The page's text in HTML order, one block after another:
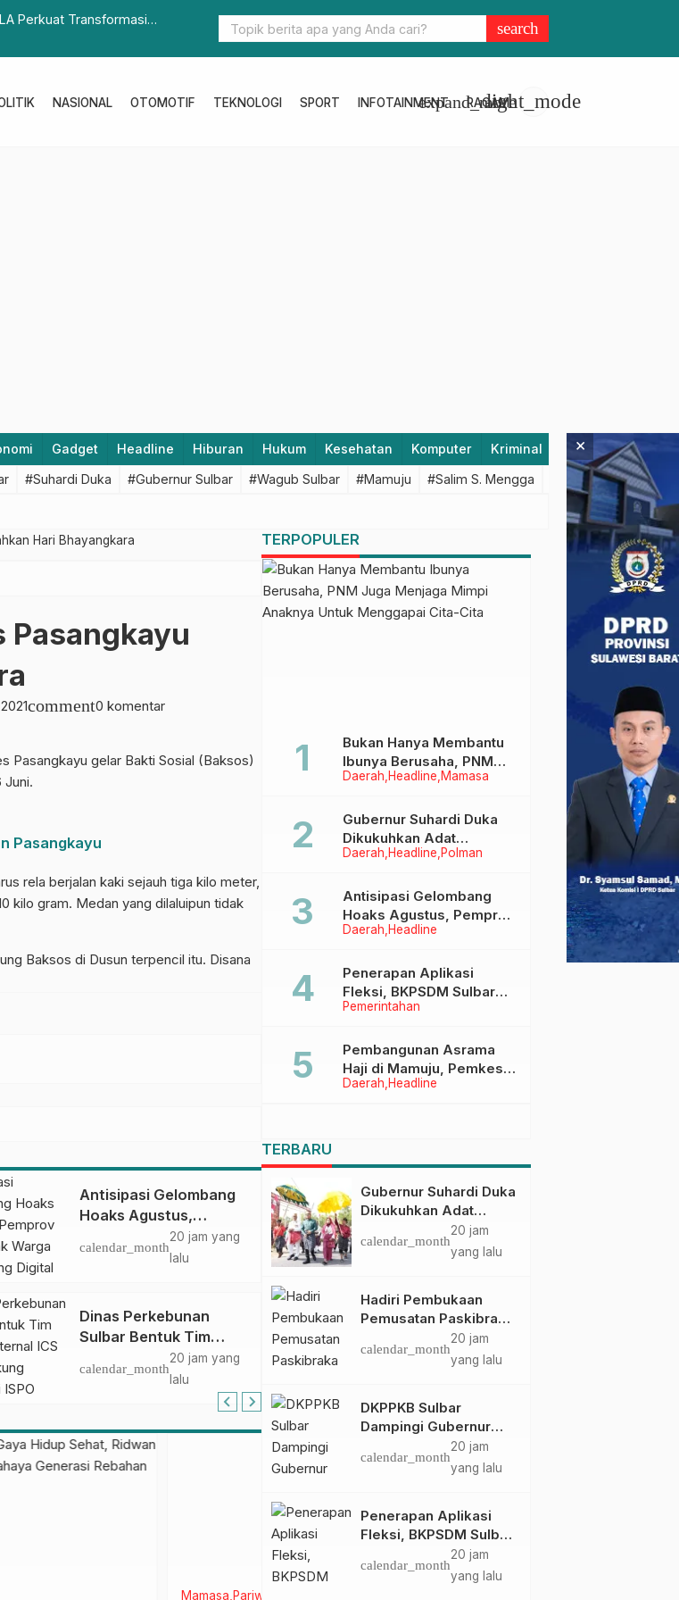
Perkuat Transformasi
Akselerasi Pelabuhan Bongkar Muat, Koperindag Sulbar Mutakhirkan Data
Perdagangan Antar Pulau
search
NASIONAL OTOMOTIF TEKNOLOGI SPORT INFOTAINMENT RAGAM
expand_morelight_mode
Gadget Headline Hiburan Hukum Kesehatan Komputer Kriminal Lifestyle
#Suhardi Duka #Gubernur Sulbar #Wagub Sulbar #Mamuju #Salim S. Mengga #featured #Polda
Hari Bhayangkara
Pasangkayu
comment0 komentar
Pasangkayu gelar Bakti Sosial (Baksos)
Juni.
Pasangkayu
rela berjalan kaki sejauh tiga kilo meter,
kilo gram. Medan yang dilaluipun tidak
Baksos di Dusun terpencil itu. Disana
Antisipasi Gelombang
Hoaks Agustus,
Pemprov Sulbar Ajak
Warga Jaga Ruang
calendar_month
20 jam yang
lalu
Dinas Perkebunan
Sulbar Bentuk Tim
Kendali Internal ICS
untuk Dukung
Pasangkayu
calendar_month
20 jam yang
lalu
TERPOPULER
Daerah Headline Mamasa
Bukan Hanya Membantu
Ibunya Berusaha, PNM
Juga Menjaga Mimpi
Menggapai Cita-Cita
Daerah Headline Polman
Gubernur Suhardi Duka
Dikukuhkan Adat
Balanipa, Raih Gelar Sulo
Daerah Headline
Antisipasi Gelombang
Hoaks Agustus, Pemprov
Sulbar Ajak Warga Jaga
Pemerintahan
Penerapan Aplikasi
Fleksi, BKPSDM Sulbar
Dorong Transformasi
ASN
Daerah Headline
Pembangunan Asrama
Haji di Mamuju, Pemkesra
dan Kementerian Haji
TERBARU
Gubernur Suhardi Duka
Dikukuhkan Adat
Balanipa, Raih Gelar
Sulo Tappidena
calendar_month
20 jam
yang lalu
Hadiri Pembukaan
Pemusatan Paskibraka
Provinsi, Murdanil: Ini
Membentuk Karakter
calendar_month
20 jam
yang lalu
DKPPKB Sulbar
Dampingi Gubernur
Terima Audiensi
Kepala Rumah Sakit
calendar_month
20 jam
yang lalu
Penerapan Aplikasi
Fleksi, BKPSDM Sulbar
Dorong Transformasi
Digital Sistem
calendar_month
20 jam
yang lalu
×